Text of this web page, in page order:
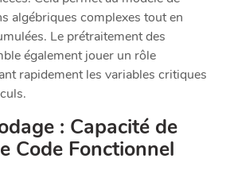
algébriques complexes tout en
Le prétraitement des
également jouer un rôle
rapidement les variables critiques
: Capacité de
Code Fonctionnel